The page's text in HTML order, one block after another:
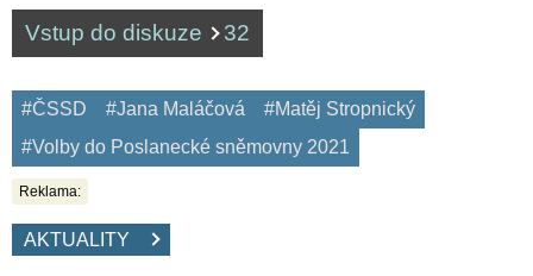
Vstup do diskuze 32
#ČSSD #Jana Maláčová
#Matěj Stropnický
#Volby do Poslanecké sněmovny 2021
Reklama:
AKTUALITY